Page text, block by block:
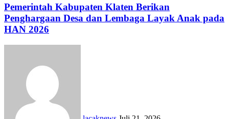
Pemerintah Kabupaten Klaten Berikan
Penghargaan Desa dan Lembaga Layak Anak pada
HAN 2026